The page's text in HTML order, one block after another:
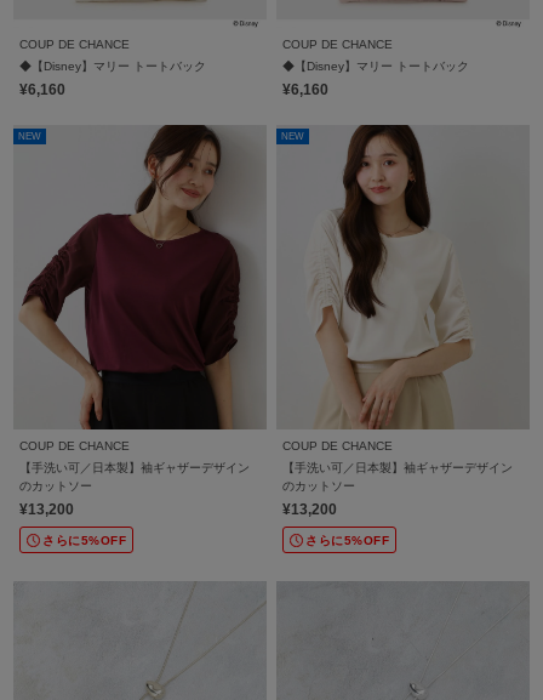
COUP DE CHANCE
◆【Disney】マリー トートバック
¥6,160
COUP DE CHANCE
◆【Disney】マリー トートバック
¥6,160
NEW
COUP DE CHANCE
【手洗い可／日本製】袖ギャザーデザイン
のカットソー
¥13,200
さらに5%OFF
NEW
COUP DE CHANCE
【手洗い可／日本製】袖ギャザーデザイン
のカットソー
¥13,200
さらに5%OFF